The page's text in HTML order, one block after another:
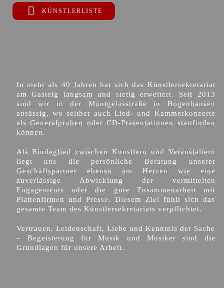
KÜNSTLERLISTE
In mehr als 40 Jahren hat sich das Künstlersekretariat
am Gasteig langsam und stetig erweitert. Seit 2013
sind wir in der Montgelasstraße in Bogenhausen
ansässig, wo seither auch Lied- und Kammerkonzerte
als Generalproben oder CD-Präsentationen stattfinden
können.
Als Bindeglied zwischen Künstlern und Veranstaltern
liegt uns die persönliche Beratung unserer
Geschäftspartner ebenso am Herzen wie eine
zuverlässige Abwicklung der vermittelten
Engagements oder die gute Zusammenarbeit mit
Plattenfirmen und Presse. Diesem Ziel fühlt sich das
gesamte Team des Künstlersekretariats verpflichtet.
Vertrauen, Leidenschaft, Liebe und Kenntnis der Sache
– Begeisterung für Musik und Musiker sind die
Grundlagen für unsere Arbeit.